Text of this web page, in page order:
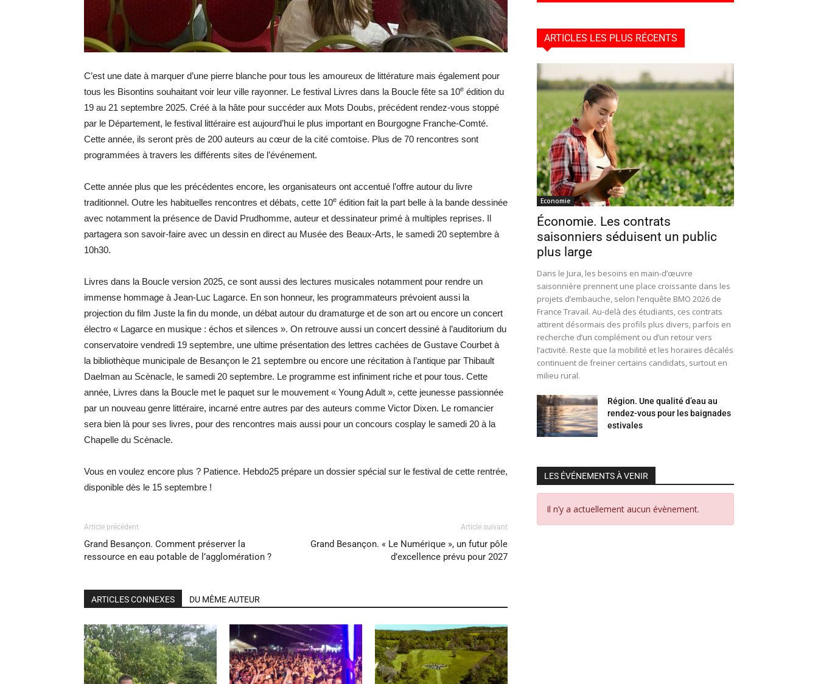
C’est une date à marquer d’une pierre blanche pour tous les amoureux de littérature mais également pour
tous les Bisontins souhaitant voir leur ville rayonner. Le festival Livres dans la Boucle fête sa 10e édition du
19 au 21 septembre 2025. Créé à la hâte pour succéder aux Mots Doubs, précédent rendez-vous stoppé
par le Département, le festival littéraire est aujourd’hui le plus important en Bourgogne Franche-Comté.
Cette année, ils seront près de 200 auteurs au cœur de la cité comtoise. Plus de 70 rencontres sont
programmées à travers les différents sites de l’événement.
Cette année plus que les précédentes encore, les organisateurs ont accentué l’offre autour du livre
traditionnel. Outre les habituelles rencontres et débats, cette 10e édition fait la part belle à la bande dessinée
avec notamment la présence de David Prudhomme, auteur et dessinateur primé à multiples reprises. Il
partagera son savoir-faire avec un dessin en direct au Musée des Beaux-Arts, le samedi 20 septembre à
10h30.
Livres dans la Boucle version 2025, ce sont aussi des lectures musicales notamment pour rendre un
immense hommage à Jean-Luc Lagarce. En son honneur, les programmateurs prévoient aussi la
projection du film Juste la fin du monde, un débat autour du dramaturge et de son art ou encore un concert
électro « Lagarce en musique : échos et silences ». On retrouve aussi un concert dessiné à l’auditorium du
conservatoire vendredi 19 septembre, une ultime présentation des lettres cachées de Gustave Courbet à
la bibliothèque municipale de Besançon le 21 septembre ou encore une récitation à l’antique par Thibault
Daelman au Scènacle, le samedi 20 septembre. Le programme est infiniment riche et pour tous. Cette
année, Livres dans la Boucle met le paquet sur le mouvement « Young Adult », cette jeunesse passionnée
par un nouveau genre littéraire, incarné entre autres par des auteurs comme Victor Dixen. Le romancier
sera bien là pour ses livres, pour des rencontres mais aussi pour un concours cosplay le samedi 20 à la
Chapelle du Scènacle.
Vous en voulez encore plus ? Patience. Hebdo25 prépare un dossier spécial sur le festival de cette rentrée,
disponible dès le 15 septembre !
Article précédent
Grand Besançon. Comment préserver la
ressource en eau potable de l’agglomération ?
Article suivant
Grand Besançon. « Le Numérique », un futur pôle
d’excellence prévu pour 2027
ARTICLES CONNEXES DU MÊME AUTEUR
ARTICLES LES PLUS RÉCENTS
Economie
Économie. Les contrats
saisonniers séduisent un public
plus large
Dans le Jura, les besoins en main-d’œuvre
saisonnière prennent une place croissante dans les
projets d’embauche, selon l’enquête BMO 2026 de
France Travail. Au-delà des étudiants, ces contrats
attirent désormais des profils plus divers, parfois en
recherche d’un complément ou d’un retour vers
l’activité. Reste que la mobilité et les horaires décalés
continuent de freiner certains candidats, surtout en
milieu rural.
Région. Une qualité d’eau au
rendez-vous pour les baignades
estivales
LES ÉVÉNEMENTS À VENIR
Il n’y a actuellement aucun évènement.